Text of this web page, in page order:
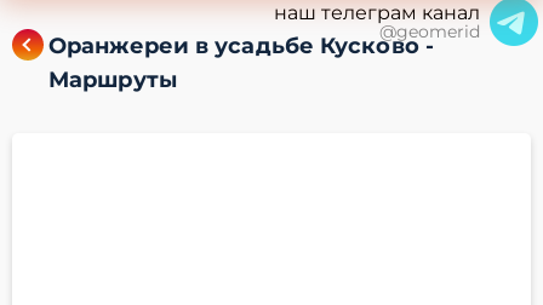
наш телеграм канал
@geomerid
Оранжереи в усадьбе Кусково -
Маршруты